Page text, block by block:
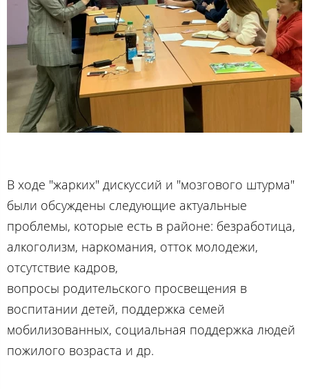
В ходе "жарких" дискуссий и "мозгового штурма"
были обсуждены следующие актуальные
проблемы, которые есть в районе: безработица,
алкоголизм, наркомания, отток молодежи,
отсутствие кадров,
вопросы родительского просвещения в
воспитании детей, поддержка семей
мобилизованных, социальная поддержка людей
пожилого возраста и др.